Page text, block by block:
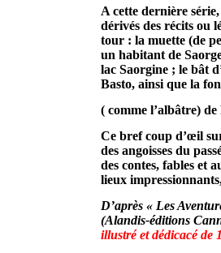
A cette dernière
dérivés des récits ou
tour : la muette (de
un habitant de
lac Saorgine ; le bât
Basto, ainsi que la
( comme l’albâtre)
Ce bref coup d’œil
des angoisses du
des contes, fables et
lieux
D’après « Les
(Alandis-éditions
illustré et dédicacé de